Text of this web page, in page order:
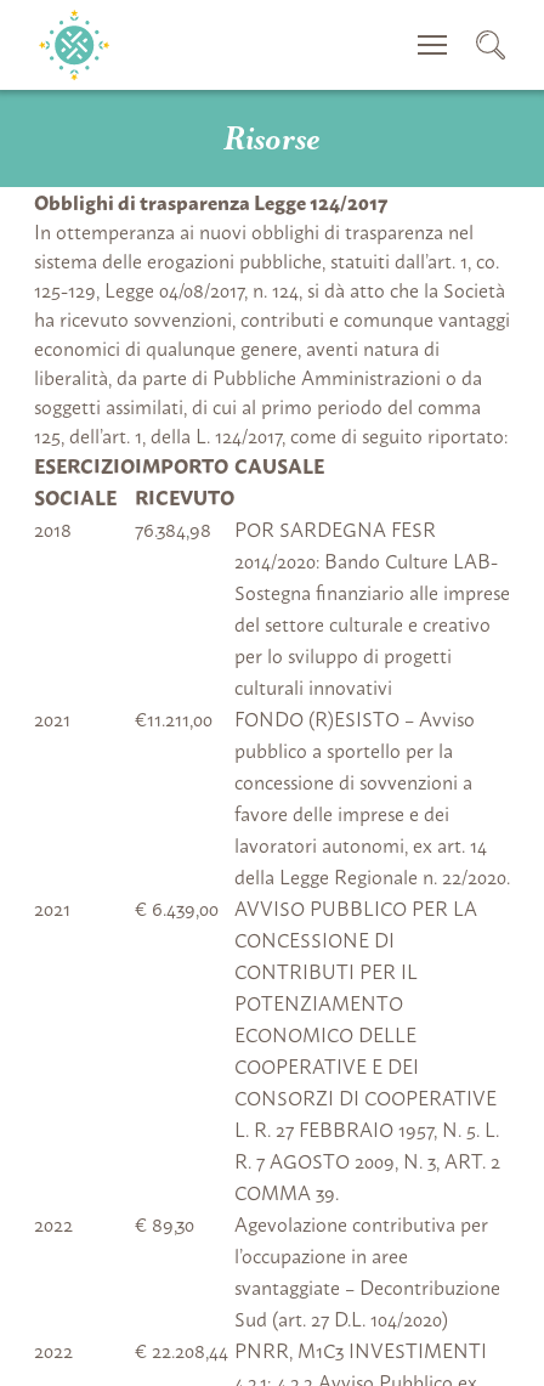
Risorse
Obblighi di trasparenza Legge 124/2017
In ottemperanza ai nuovi obblighi di trasparenza nel
sistema delle erogazioni pubbliche, statuiti dall’art. 1, co.
125-129, Legge 04/08/2017, n. 124, si dà atto che la Società
ha ricevuto sovvenzioni, contributi e comunque vantaggi
economici di qualunque genere, aventi natura di
liberalità, da parte di Pubbliche Amministrazioni o da
soggetti assimilati, di cui al primo periodo del comma
125, dell’art. 1, della L. 124/2017, come di seguito riportato:
ESERCIZIO
SOCIALE
IMPORTO
RICEVUTO
CAUSALE
2018
76.384,98
POR SARDEGNA FESR
2014/2020: Bando Culture LAB-
Sostegna finanziario alle imprese
del settore culturale e creativo
per lo sviluppo di progetti
culturali innovativi
2021
€11.211,00
FONDO (R)ESISTO – Avviso
pubblico a sportello per la
concessione di sovvenzioni a
favore delle imprese e dei
lavoratori autonomi, ex art. 14
della Legge Regionale n. 22/2020.
2021
€ 6.439,00 AVVISO PUBBLICO PER LA
CONCESSIONE DI
CONTRIBUTI PER IL
POTENZIAMENTO
ECONOMICO DELLE
COOPERATIVE E DEI
CONSORZI DI COOPERATIVE
L. R. 27 FEBBRAIO 1957, N. 5. L.
R. 7 AGOSTO 2009, N. 3, ART. 2
COMMA 39.
2022
€ 89,30
Agevolazione contributiva per
l’occupazione in aree
svantaggiate – Decontribuzione
Sud (art. 27 D.L. 104/2020)
2022
€ 22.208,44 PNRR, M1C3 INVESTIMENTI
CERCA